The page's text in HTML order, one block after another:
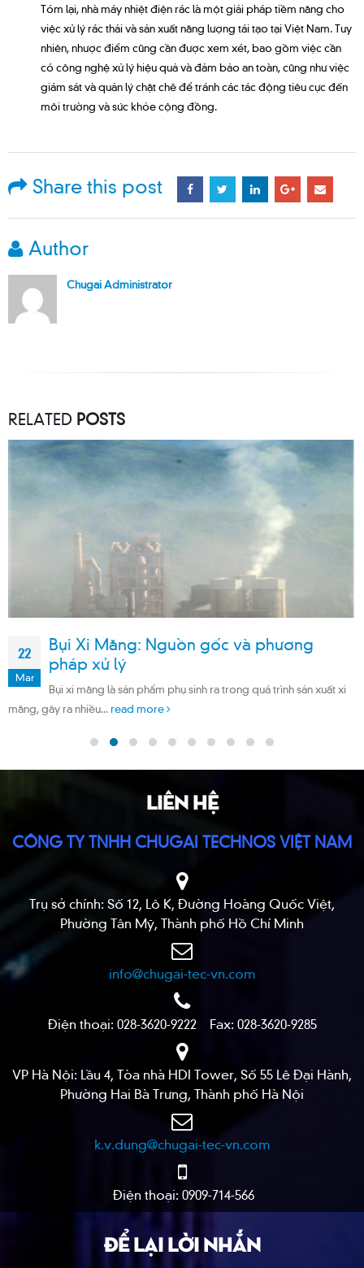
Tóm lại, nhà máy nhiệt điện rác là một giải pháp tiềm năng cho
việc xử lý rác thải và sản xuất năng lượng tái tạo tại Việt Nam. Tuy
nhiên, nhược điểm cũng cần được xem xét, bao gồm việc cần
có công nghệ xử lý hiệu quả và đảm bảo an toàn, cũng như việc
giám sát và quản lý chặt chẽ để tránh các tác động tiêu cực đến
môi trường và sức khỏe cộng đồng.
Share this post
Author
Chugai Administrator
RELATED POSTS
22
Mar
Bụi Xi Măng: Nguồn gốc và phương
pháp xử lý
Bụi xi măng là sản phẩm phụ sinh ra trong quá trình sản xuất xi
măng, gây ra nhiều... read more
LIÊN HỆ
CÔNG TY TNHH CHUGAI TECHNOS VIỆT NAM
Trụ sở chính: Số 12, Lô K, Đường Hoàng Quốc Việt,
Phường Tân Mỹ, Thành phố Hồ Chí Minh
info@chugai-tec-vn.com
Điện thoại: 028-3620-9222 Fax: 028-3620-9285
VP Hà Nội: Lầu 4, Tòa nhà HDI Tower, Số 55 Lê Đại Hành,
Phường Hai Bà Trưng, Thành phố Hà Nội
k.v.dung@chugai-tec-vn.com
Điện thoại: 0909-714-566
ĐỂ LẠI LỜI NHẮN